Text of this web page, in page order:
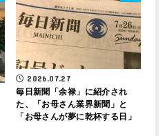
2026.07.27
毎日新聞「余禄」に紹介され
た、「お母さん業界新聞」と
「お母さんが夢に乾杯する日」